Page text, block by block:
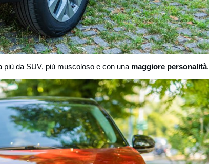
più da SUV, più muscoloso e con una maggiore personalità.